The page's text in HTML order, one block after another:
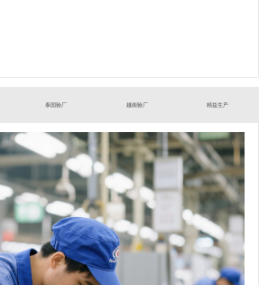
泰国验厂 越南验厂 精益生产